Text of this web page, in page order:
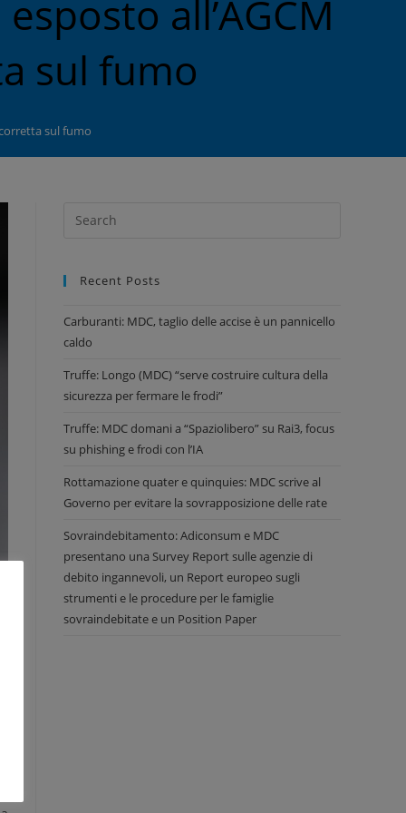
all’AGCM
sul fumo
sul fumo
Recent Posts
Carburanti: MDC, taglio delle accise è un pannicello
caldo
Truffe: Longo (MDC) “serve costruire cultura della
sicurezza per fermare le frodi”
Truffe: MDC domani a “Spaziolibero” su Rai3, focus
su phishing e frodi con l’IA
Rottamazione quater e quinquies: MDC scrive al
Governo per evitare la sovrapposizione delle rate
Sovraindebitamento: Adiconsum e MDC
presentano una Survey Report sulle agenzie di
debito ingannevoli, un Report europeo sugli
strumenti e le procedure per le famiglie
sovraindebitate e un Position Paper